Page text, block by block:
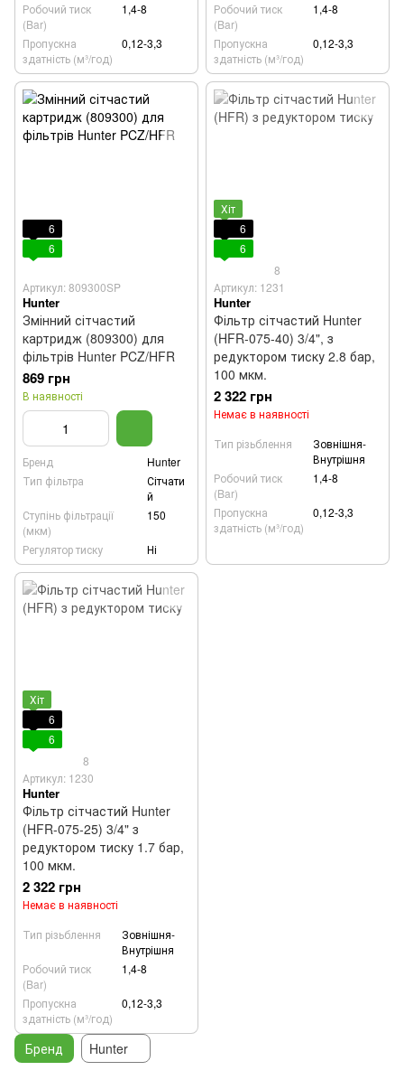
Робочий тиск
(Bar)
1,4-8
Пропускна
здатність (м³/год)
0,12-3,3
Робочий тиск
(Bar)
1,4-8
Пропускна
здатність (м³/год)
0,12-3,3
6
6
Артикул: 809300SP
Hunter
Змінний сітчастий
картридж (809300) для
фільтрів Hunter PCZ/HFR
869 грн
В наявності
Бренд
Hunter
Тип фільтра
Сітчати
й
Ступінь фільтрації
(мкм)
150
Регулятор тиску Ні
Хіт
6
6
8
Артикул: 1231
Hunter
Фільтр сітчастий Hunter
(HFR-075-40) 3/4", з
редуктором тиску 2.8 бар,
100 мкм.
2 322 грн
Немає в наявності
Тип різьблення
Зовнішня-
Внутрішня
Робочий тиск
(Bar)
1,4-8
Пропускна
здатність (м³/год)
0,12-3,3
Хіт
6
6
8
Артикул: 1230
Hunter
Фільтр сітчастий Hunter
(HFR-075-25) 3/4" з
редуктором тиску 1.7 бар,
100 мкм.
2 322 грн
Немає в наявності
Тип різьблення
Зовнішня-
Внутрішня
Робочий тиск
(Bar)
1,4-8
Пропускна
здатність (м³/год)
0,12-3,3
Бренд Hunter